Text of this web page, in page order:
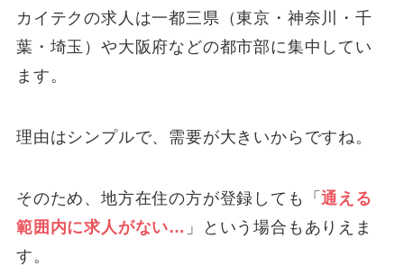
カイテクの求人は一都三県（東京・神奈川・千
葉・埼玉）や大阪府などの都市部に集中してい
ます。
理由はシンプルで、需要が大きいからですね。
そのため、地方在住の方が登録しても「通える
範囲内に求人がない… 」という場合もありえま
す。